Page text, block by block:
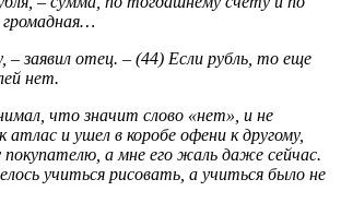
– заявил отец. – (44) Если рубль, то еще
нет.
что значит слово «нет», и не
атлас и ушел в коробе офени к другому,
покупателю, а мне его жаль даже сейчас.
учиться рисовать, а учиться было не